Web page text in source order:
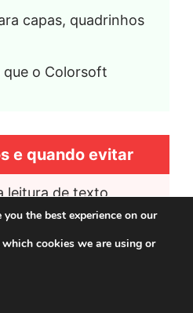
capas, quadrinhos
o Colorsoft
e quando evitar
leitura de texto
custo-benefício geral;
para vídeo, apps
the best experience on our
cookies we are using or